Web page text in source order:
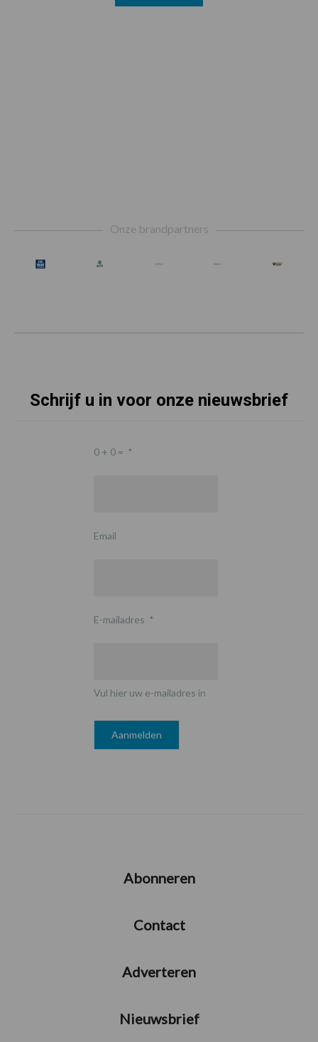
Onze brandpartners
Schrijf u in voor onze nieuwsbrief
0 + 0 = *
Email
E-mailadres *
Vul hier uw e-mailadres in
Abonneren
Contact
Adverteren
Nieuwsbrief